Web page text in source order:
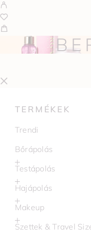
TERMÉKEK
Trendi
Bőrápolás
Testápolás
Hajápolás
Makeup
Szettek & Travel